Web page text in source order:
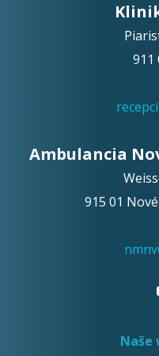
911
Ambulancia
915 01
Naše